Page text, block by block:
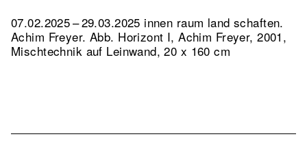
07.02.2025 – 29.03.2025 innen raum land schaften.
Achim Freyer. Abb. Horizont I, Achim Freyer, 2001,
Mischtechnik auf Leinwand, 20 x 160 cm